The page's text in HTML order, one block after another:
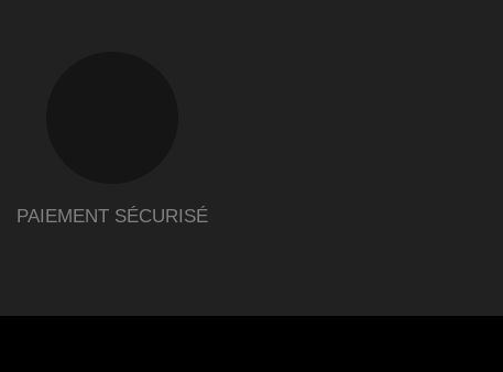
PAIEMENT SÉCURISÉ